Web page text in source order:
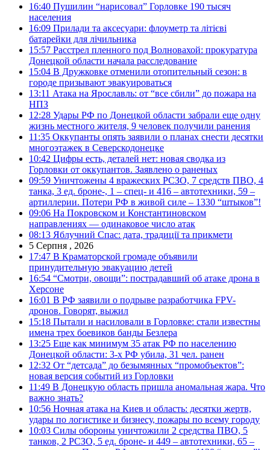
16:40 Пушилин “нарисовал” Горловке 190 тысяч
населения
16:09 Прилади та аксесуари: флоуметр та літієві
батарейки для лічильника
15:57 Расстрел пленного под Волновахой: прокуратура
Донецкой области начала расследование
15:04 В Дружковке отменили отопительный сезон: в
городе призывают эвакуироваться
13:11 Атака на Ярославль: от “все сбили” до пожара на
НПЗ
12:28 Удары РФ по Донецкой области забрали еще одну
жизнь местного жителя, 9 человек получили ранения
11:35 Оккупанты опять заявили о планах снести десятки
многоэтажек в Северскодонецке
10:42 Цифры есть, деталей нет: новая сводка из
Горловки от оккупантов. Заявлено о раненых
09:59 Уничтожены 4 вражеских РСЗО, 7 средств ПВО, 4
танка, 3 ед. броне-, 1 – спец- и 416 – автотехники, 59 –
артиллерии. Потери РФ в живой силе – 1330 “штыков”!
09:06 На Покровском и Константиновском
направлениях — одинаковое число атак
08:13 Яблучний Спас: дата, традиції та прикмети
5 Серпня , 2026
17:47 В Краматорской громаде объявили
принудительную эвакуацию детей
16:54 “Смотри, овощи”: пострадавший об атаке дрона в
Херсоне
16:01 В РФ заявили о подрыве разработчика FPV-
дронов. Говорят, выжил
15:18 Пытали и насиловали в Горловке: стали известны
имена трех боевиков банды Безлера
13:25 Еще как минимум 35 атак РФ по населению
Донецкой области: 3-х РФ убила, 31 чел. ранен
12:32 От “детсада” до безымянных “промобъектов”:
новая версия событий из Горловки
11:49 В Донецкую область пришла аномальная жара. Что
важно знать?
10:56 Ночная атака на Киев и область: десятки жертв,
удары по логистике и бизнесу, пожары по всему городу
10:03 Силы обороны уничтожили 2 средства ПВО, 5
танков, 2 РСЗО, 5 ед. броне- и 449 – автотехники, 65 –